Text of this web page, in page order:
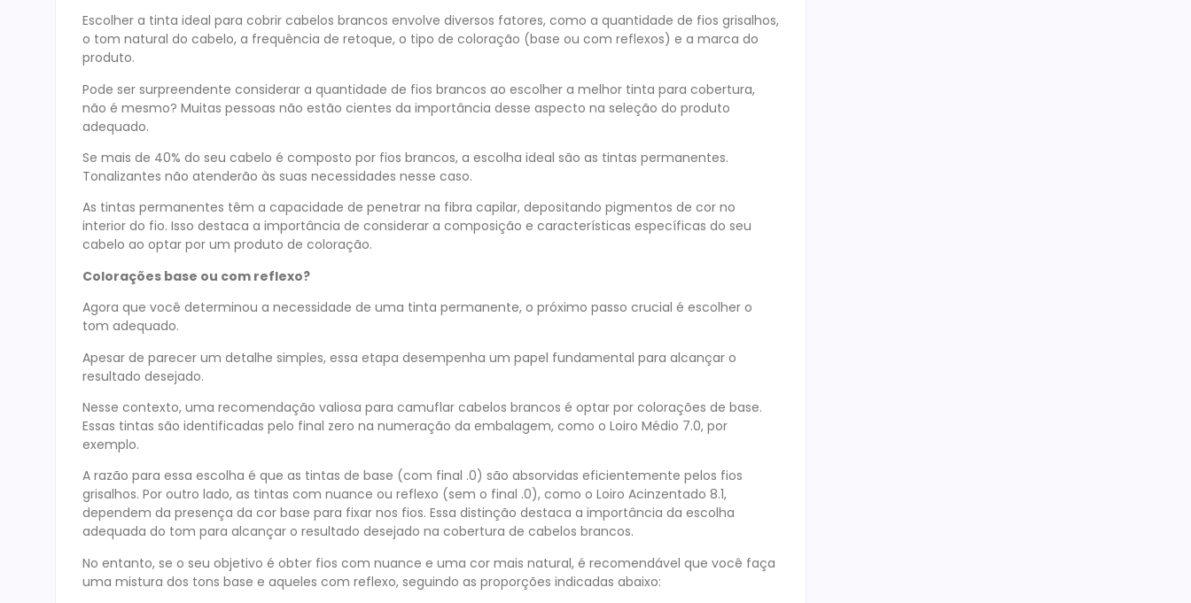
Escolher a tinta ideal para cobrir cabelos brancos envolve diversos fatores, como a quantidade de fios grisalhos,
o tom natural do cabelo, a frequência de retoque, o tipo de coloração (base ou com reflexos) e a marca do
produto.
Pode ser surpreendente considerar a quantidade de fios brancos ao escolher a melhor tinta para cobertura,
não é mesmo? Muitas pessoas não estão cientes da importância desse aspecto na seleção do produto
adequado.
Se mais de 40% do seu cabelo é composto por fios brancos, a escolha ideal são as tintas permanentes.
Tonalizantes não atenderão às suas necessidades nesse caso.
As tintas permanentes têm a capacidade de penetrar na fibra capilar, depositando pigmentos de cor no
interior do fio. Isso destaca a importância de considerar a composição e características específicas do seu
cabelo ao optar por um produto de coloração.
Colorações base ou com reflexo?
Agora que você determinou a necessidade de uma tinta permanente, o próximo passo crucial é escolher o
tom adequado.
Apesar de parecer um detalhe simples, essa etapa desempenha um papel fundamental para alcançar o
resultado desejado.
Nesse contexto, uma recomendação valiosa para camuflar cabelos brancos é optar por colorações de base.
Essas tintas são identificadas pelo final zero na numeração da embalagem, como o Loiro Médio 7.0, por
exemplo.
A razão para essa escolha é que as tintas de base (com final .0) são absorvidas eficientemente pelos fios
grisalhos. Por outro lado, as tintas com nuance ou reflexo (sem o final .0), como o Loiro Acinzentado 8.1,
dependem da presença da cor base para fixar nos fios. Essa distinção destaca a importância da escolha
adequada do tom para alcançar o resultado desejado na cobertura de cabelos brancos.
No entanto, se o seu objetivo é obter fios com nuance e uma cor mais natural, é recomendável que você faça
uma mistura dos tons base e aqueles com reflexo, seguindo as proporções indicadas abaixo: